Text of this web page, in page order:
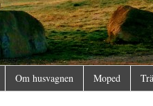
Om husvagnen Moped